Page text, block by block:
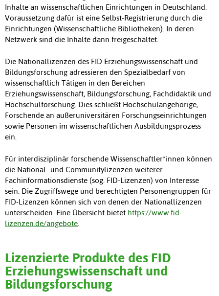
Inhalte an wissenschaftlichen Einrichtungen in Deutschland.
Voraussetzung dafür ist eine Selbst-Registrierung durch die
Einrichtungen (Wissenschaftliche Bibliotheken). In deren
Netzwerk sind die Inhalte dann freigeschaltet.
Die Nationallizenzen des FID Erziehungswissenschaft und
Bildungsforschung adressieren den Spezialbedarf von
wissenschaftlich Tätigen in den Bereichen
Erziehungswissenschaft, Bildungsforschung, Fachdidaktik und
Hochschulforschung. Dies schließt Hochschulangehörige,
Forschende an außeruniversitären Forschungseinrichtungen
sowie Personen im wissenschaftlichen Ausbildungsprozess
ein.
Für interdisziplinär forschende Wissenschaftler*innen können
die National- und Communitylizenzen weiterer
Fachinformationsdienste (sog. FID-Lizenzen) von Interesse
sein. Die Zugriffswege und berechtigten Personengruppen für
FID-Lizenzen können sich von denen der Nationallizenzen
unterscheiden. Eine Übersicht bietet https://www.fid-
lizenzen.de/angebote
Lizenzierte Produkte des FID
Erziehungswissenschaft und
Bildungsforschung